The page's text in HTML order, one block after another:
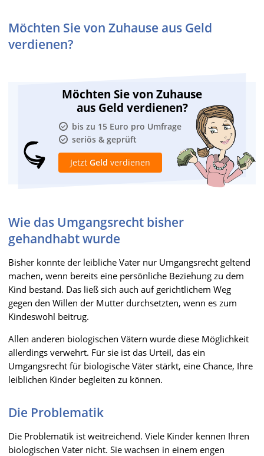
Möchten Sie von Zuhause aus Geld
verdienen?
Möchten Sie von Zuhause
aus Geld verdienen?
bis zu 15 Euro pro Umfrage
seriös & geprüft
Jetzt Geld verdienen
Wie das Umgangsrecht bisher
gehandhabt wurde
Bisher konnte der leibliche Vater nur Umgangsrecht geltend
machen, wenn bereits eine persönliche Beziehung zu dem
Kind bestand. Das ließ sich auch auf gerichtlichem Weg
gegen den Willen der Mutter durchsetzten, wenn es zum
Kindeswohl beitrug.
Allen anderen biologischen Vätern wurde diese Möglichkeit
allerdings verwehrt. Für sie ist das Urteil, das ein
Umgangsrecht für biologische Väter stärkt, eine Chance, Ihre
leiblichen Kinder begleiten zu können.
Die Problematik
Die Problematik ist weitreichend. Viele Kinder kennen Ihren
biologischen Vater nicht. Sie wachsen in einem engen